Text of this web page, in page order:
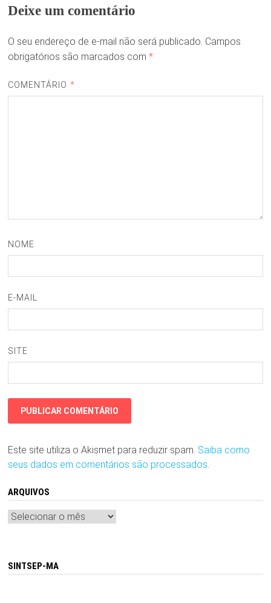
Deixe um comentário
O seu endereço de e-mail não será publicado. Campos
obrigatórios são marcados com *
COMENTÁRIO *
NOME
E-MAIL
SITE
Este site utiliza o Akismet para reduzir spam. Saiba como
seus dados em comentários são processados
ARQUIVOS
Arquivos
SINTSEP-MA